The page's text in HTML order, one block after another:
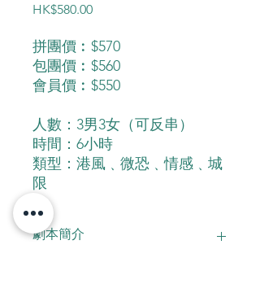
HK$580.00價
拼團價︰$570
包團價︰$560
會員價︰$550
人數：3男3女（可反串）
時間：6小時
類型：港風﹑微恐﹑情感﹑城
限
劇本簡介